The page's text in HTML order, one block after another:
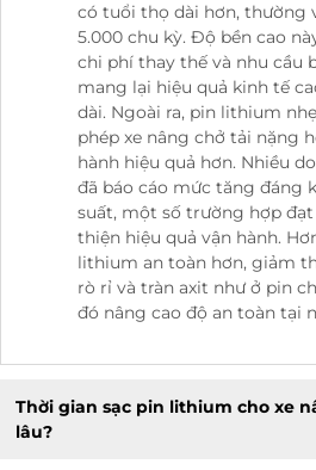
có tuổi thọ dài hơn, thường
5.000 chu kỳ. Độ bền cao
chi phí thay thế và nhu cầu
mang lại hiệu quả kinh tế
dài. Ngoài ra, pin lithium
phép xe nâng chở tải nặng
hành hiệu quả hơn. Nhiều
đã báo cáo mức tăng đáng
suất, một số trường hợp đạt
thiện hiệu quả vận hành.
lithium an toàn hơn, giảm
rò rỉ và tràn axit như ở pin
đó nâng cao độ an toàn tại
Thời gian sạc pin lithium cho xe
lâu?